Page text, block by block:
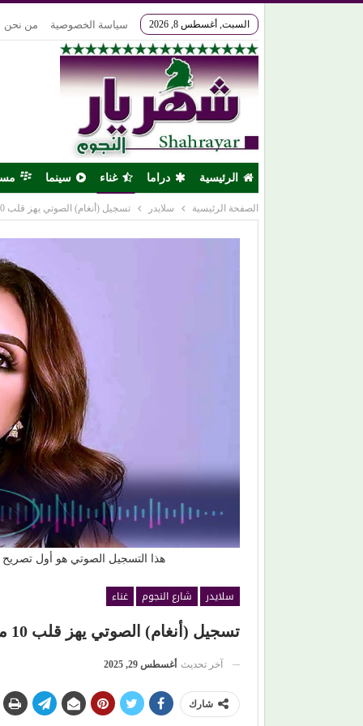
السبت, أغسطس 8, 2026 سياسة الخصوصية من نحن
الرئيسية دراما غناء سينما
الصفحة الرئيسية سلايدر تسجيل (أنغام) الصوتي يهز قلب 10 مليون مشاهد على موقع التواصل الاجتماعي
هذا التسجيل الصوتي هو أول تصريح
سلايدر شارع النجوم
غناء
تسجيل (أنغام) الصوتي يهز قلب 10 مليون مشاهد على موقع التواصل الاجتماعي
آخر تحديث أغسطس 29, 2025
شارك
حين ماتت الحكاية.. الفن المصري يفقد